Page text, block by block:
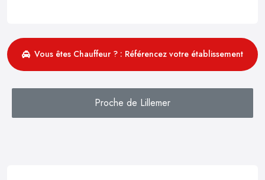
Vous êtes Chauffeur ? : Référencez votre établissement
Proche de Lillemer